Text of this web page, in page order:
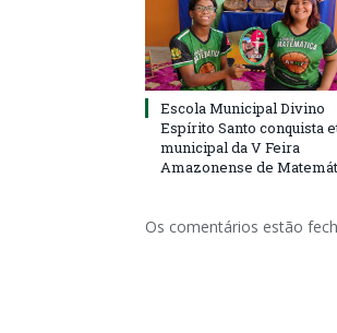
Escola Municipal Divino
Espírito Santo conquista
municipal da V Feira
Amazonense de
Os comentários estão